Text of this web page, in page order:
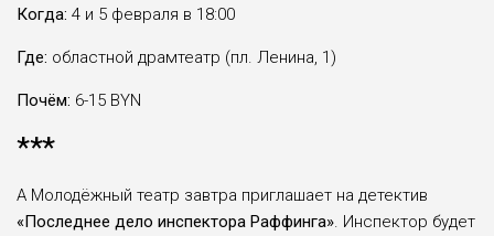
Когда: 4 и 5 февраля в 18:00
Где: областной драмтеатр (пл. Ленина, 1)
Почём: 6-15 BYN
***
А Молодёжный театр завтра приглашает на детектив
«Последнее дело инспектора Раффинга». Инспектор будет